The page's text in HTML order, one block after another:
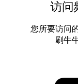
访问
您所要访问
刷牛